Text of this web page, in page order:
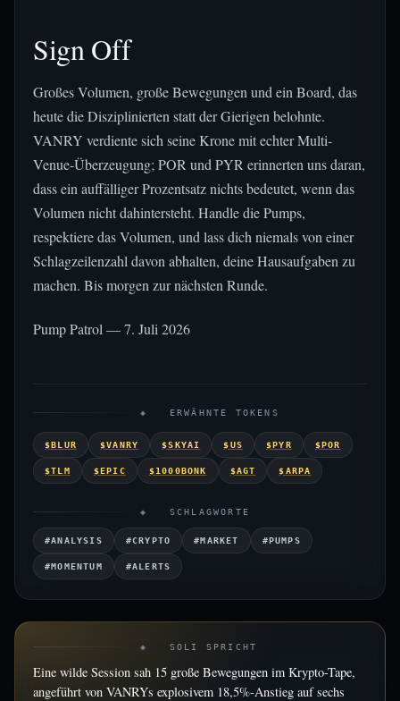
Sign Off
Großes Volumen, große Bewegungen und ein Board, das
heute die Disziplinierten statt der Gierigen belohnte.
VANRY verdiente sich seine Krone mit echter Multi-
Venue-Überzeugung; POR und PYR erinnerten uns daran,
dass ein auffälliger Prozentsatz nichts bedeutet, wenn das
Volumen nicht dahintersteht. Handle die Pumps,
respektiere das Volumen, und lass dich niemals von einer
Schlagzeilenzahl davon abhalten, deine Hausaufgaben zu
machen. Bis morgen zur nächsten Runde.
Pump Patrol — 7. Juli 2026
◈ ERWÄHNTE TOKENS
$BLUR $VANRY $SKYAI $US $PYR $POR
$TLM $EPIC $1000BONK $AGT $ARPA
◈ SCHLAGWORTE
#ANALYSIS #CRYPTO #MARKET #PUMPS
#MOMENTUM #ALERTS
◈ SOLI SPRICHT
Eine wilde Session sah 15 große Bewegungen im Krypto-Tape,
angeführt von VANRYs explosivem 18,5%-Anstieg auf sechs